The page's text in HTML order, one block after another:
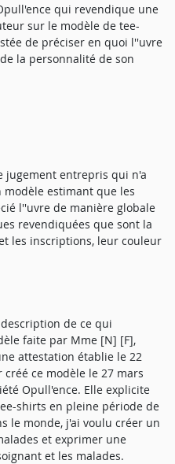
qui revendique une
sur le modèle de tee-
de préciser en quoi l''uvre
la personnalité de son
jugement entrepris qui n'a
estimant que les
l''uvre de manière globale
revendiquées que sont la
les inscriptions, leur couleur
de ce qui
faite par Mme [N] [F],
attestation établie le 22
créé ce modèle le 27 mars
Opull'ence. Elle explicite
shirts en pleine période de
le monde, j'ai voulu créer un
et exprimer une
et les malades.